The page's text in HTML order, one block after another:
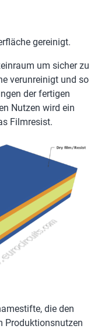
gereinigt.
um sicher zu
verunreinigt und so
der fertigen
Nutzen wird ein
Filmresist.
die den
Produktionsnutzen